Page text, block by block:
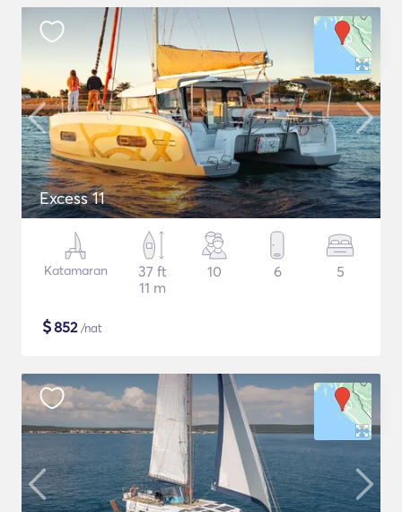
Excess 11
Katamaran
37 ft
11 m
10 6 5
$852/nat